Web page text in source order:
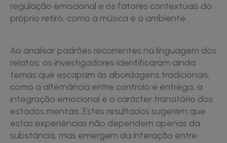
regulação emocional e os fatores contextuais do
próprio retiro, como a música e o ambiente.
Ao analisar padrões recorrentes na linguagem dos
relatos, os investigadores identificaram ainda
temas que escapam às abordagens tradicionais,
como a alternância entre controlo e entrega, a
integração emocional e o carácter transitório dos
estados mentais. Estes resultados sugerem que
estas experiências não dependem apenas da
substância, mas emergem da interação entre